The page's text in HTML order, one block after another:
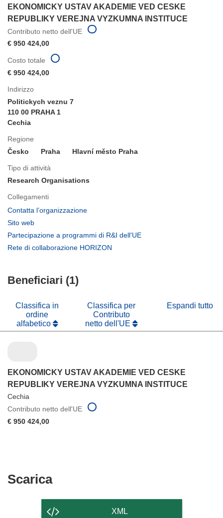
EKONOMICKY USTAV AKADEMIE VED CESKE
REPUBLIKY VEREJNA VYZKUMNA INSTITUCE
Contributo netto dell'UE
€ 950 424,00
Indirizzo
Politickych veznu 7
110 00 PRAHA 1
Cechia
Regione
Česko
Praha Hlavní město Praha
Tipo di attività
Research Organisations
Collegamenti
Contatta l’organizzazione
nuova
Sito web
apre
finestra)
Partecipazione a programmi di R&I dell'UE
Rete di collaborazione HORIZON
Costo totale
€ 950 424,00
Beneficiari (1)
Classifica in
ordine
alfabetico
Classifica per
Contributo
netto dell'UE
Espandi tutto
EKONOMICKY USTAV AKADEMIE VED CESKE
REPUBLIKY VEREJNA VYZKUMNA INSTITUCE
Cechia
Contributo netto dell'UE
€ 950 424,00
ScaricaScarica
contenuto
XML